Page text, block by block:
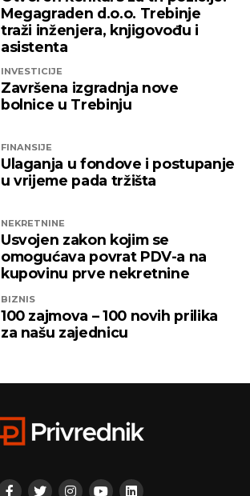
Megagraden d.o.o. Trebinje
traži inženjera, knjigovođu i
asistenta
INVESTICIJE
Završena izgradnja nove
bolnice u Trebinju
FINANSIJE
Ulaganja u fondove i postupanje
u vrijeme pada tržišta
NEKRETNINE
Usvojen zakon kojim se
omogućava povrat PDV-a na
kupovinu prve nekretnine
BIZNIS
100 zajmova – 100 novih prilika
za našu zajednicu